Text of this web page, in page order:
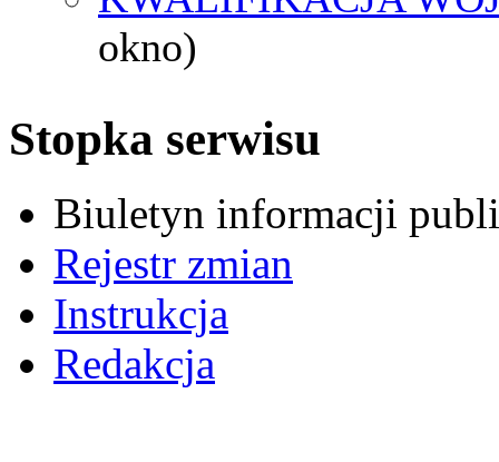
okno)
Stopka serwisu
Biuletyn informacji
Rejestr zmian
Instrukcja
Redakcja